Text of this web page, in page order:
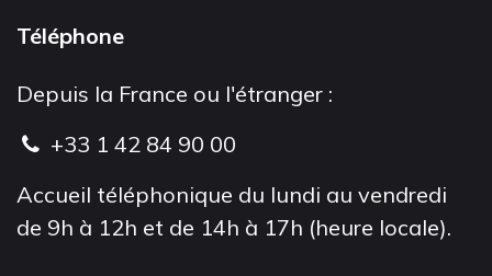
Téléphone
Depuis la France ou l'étranger :
+33 1 42 84 90 00
Accueil téléphonique du lundi au vendredi
de 9h à 12h et de 14h à 17h (heure locale).